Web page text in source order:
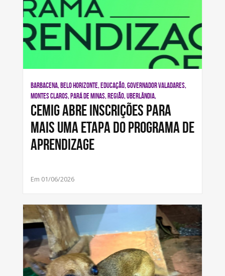
BARBACENA, BELO HORIZONTE, EDUCAÇÃO, GOVERNADOR VALADARES,
MONTES CLAROS, PARÁ DE MINAS, REGIÃO, UBERLÂNDIA,
Cemig abre inscrições para
mais uma etapa do Programa de
Aprendizage
Em 01/06/2026